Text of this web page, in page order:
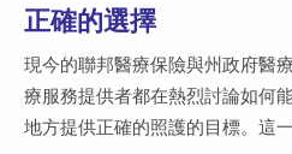
正確的選擇
現今的聯邦醫療保險與州政府醫
療服務提供者都在熱烈討論如何
地方提供正確的照護的目標。這